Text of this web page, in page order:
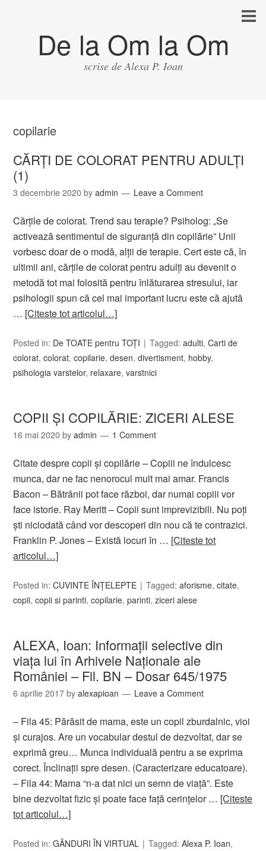
De la Om la Om
scrise de Alexa P. Ioan
copilarie
CĂRȚI DE COLORAT PENTRU ADULȚI
(1)
3 decembrie 2020 byadmin Leave a Comment
Cărţile de colorat. Trend sau terapie? Psiholog: „Se
activează sentimentul de siguranţă din copilărie” Unii
vorbesc doar de o modă, alţii de terapie. Cert este că, în
ultimii ani, cărţile de colorat pentru adulţi au devenit o
metodă tot mai folosită pentru înlăturarea stresului, iar
psihologii spun că cel mai important lucru este că ajută
… [Citeste tot articolul…]
Posted in: De TOATE pentru TOȚI Tagged:adulti,Carti de
colorat,colorat,copilarie,desen,divertisment, hobby,
psihologia varstelor, relaxare,varstnici
COPII ȘI COPILĂRIE: ZICERI ALESE
16 mai 2020 byadmin 1 Comment
Citate despre copii și copilărie – Copiii ne îndulcesc
munca, dar ne fac nenorocul mult mai amar. Francis
Bacon – Bătrânii pot face război, dar numai copiii vor
face istorie. Ray Meritt – Copii sunt imprevizibili. Nu poți
ști niciodată când vor descoperi din nou că te contrazici.
Franklin P. Jones – Există locuri în … [Citeste tot
articolul…]
Posted in:CUVINTE ÎNȚELEPTE Tagged:aforisme,citate,
copii,copii si parinti,copilarie,parinti,ziceri alese
ALEXA, Ioan: Informaţii selective din
viaţa lui în Arhivele Naţionale ale
României – Fil. BN – Dosar 645/1975
6 aprilie 2017 byalexapioan Leave a Comment
– Fila 45: Părăsit de mama, este un copil zburdalnic, vioi
şi curajos. Are un vocabular destul de dezvoltat, dar se
exprimă greu… Munca individuală pentru a se exprima
corect. Înclinaţii spre desen. (Caracterizare educatoare).
– Fila 44: Mama “n-a dat nici un semn de viaţă”. Este
bine dezvoltat fizic şi poate face faţă cerinţelor … [Citeste
tot articolul…]
Posted in:GÂNDURI ÎN VIRTUAL Tagged:Alexa P. Ioan,